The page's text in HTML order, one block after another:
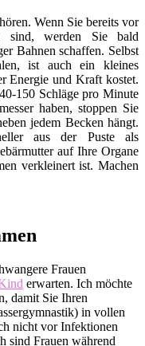
Wenn Sie bereits vor
sind, werden Sie bald
Bahnen schaffen. Selbst
ist auch ein kleines
Energie und Kraft kostet.
150 Schläge pro Minute
haben, stoppen Sie
jedem Becken hängt.
aus der Puste als
auf Ihre Organe
verkleinert ist. Machen
Frauen
erwarten. Ich möchte
damit Sie Ihren
in vollen
nicht vor Infektionen
sind Frauen während